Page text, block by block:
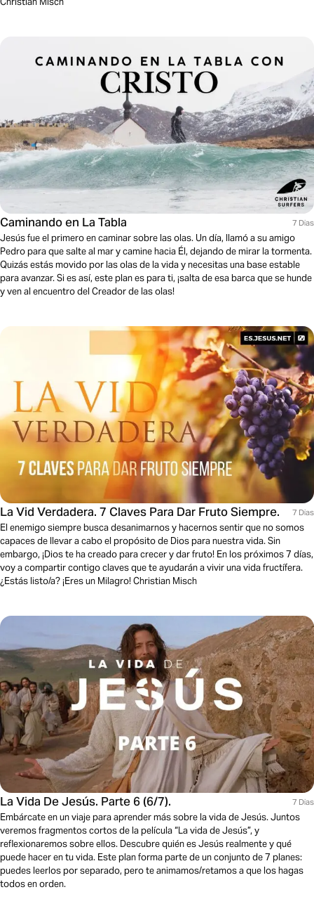
Caminando en La Tabla 7 Dias
Jesús fue el primero en caminar sobre las olas. Un día, llamó a su amigo
Pedro para que salte al mar y camine hacia Él, dejando de mirar la tormenta.
Quizás estás movido por las olas de la vida y necesitas una base estable
para avanzar. Si es así, este plan es para ti, ¡salta de esa barca que se hunde
y ven al encuentro del Creador de las olas!
La Vid Verdadera. 7 Claves Para Dar Fruto Siempre. 7 Dias
El enemigo siempre busca desanimarnos y hacernos sentir que no somos
capaces de llevar a cabo el propósito de Dios para nuestra vida. Sin
embargo, ¡Dios te ha creado para crecer y dar fruto! En los próximos 7 días,
voy a compartir contigo claves que te ayudarán a vivir una vida fructífera.
¿Estás listo/a? ¡Eres un Milagro! Christian Misch
La Vida De Jesús. Parte 6 (6/7). 7 Dias
Embárcate en un viaje para aprender más sobre la vida de Jesús. Juntos
veremos fragmentos cortos de la película “La vida de Jesús”, y
reflexionaremos sobre ellos. Descubre quién es Jesús realmente y qué
puede hacer en tu vida. Este plan forma parte de un conjunto de 7 planes:
puedes leerlos por separado, pero te animamos/retamos a que los hagas
todos en orden.